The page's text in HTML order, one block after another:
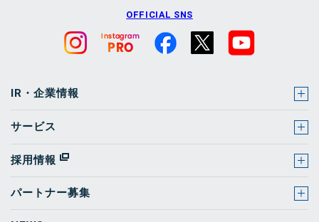
OFFICIAL SNS
IR・企業情報
サービス
採用情報
パートナー募集